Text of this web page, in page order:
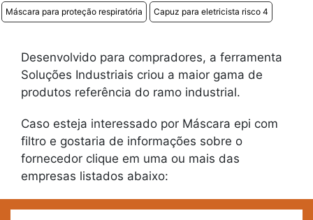
Máscara para proteção respiratória Capuz para eletricista risco 4
Desenvolvido para compradores, a ferramenta
Soluções Industriais criou a maior gama de
produtos referência do ramo industrial.
Caso esteja interessado por Máscara epi com
filtro e gostaria de informações sobre o
fornecedor clique em uma ou mais das
empresas listados abaixo: